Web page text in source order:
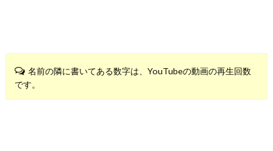
名前の隣に書いてある数字は、YouTubeの動画の再生回数
です。